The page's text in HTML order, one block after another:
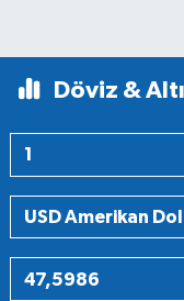
Döviz &